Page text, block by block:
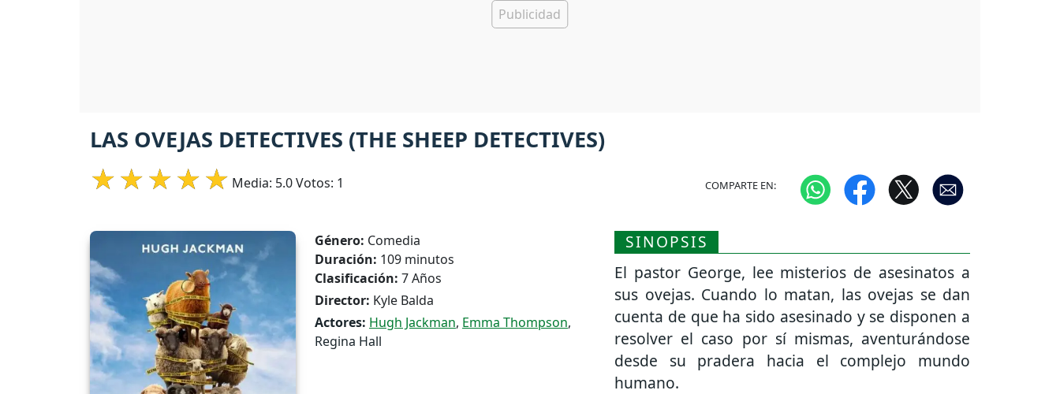
LAS OVEJAS DETECTIVES (THE SHEEP DETECTIVES)
Media: 5.0Votos: 1 COMPARTE EN:
Género: Comedia
Duración: 109 minutos
Clasificación: 7 Años
Director: Kyle Balda
Actores: Hugh Jackman, Emma Thompson,
Regina Hall
SINOPSIS
El pastor George, lee misterios de asesinatos a
sus ovejas. Cuando lo matan, las ovejas se dan
cuenta de que ha sido asesinado y se disponen a
resolver el caso por sí mismas, aventurándose
desde su pradera hacia el complejo mundo
humano.